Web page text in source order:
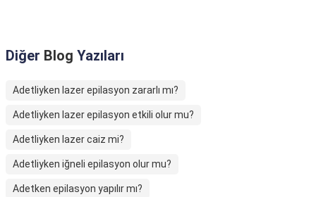
Diğer Blog Yazıları
Adetliyken lazer epilasyon zararlı mı?
Adetliyken lazer epilasyon etkili olur mu?
Adetliyken lazer caiz mi?
Adetliyken iğneli epilasyon olur mu?
Adetken epilasyon yapılır mı?